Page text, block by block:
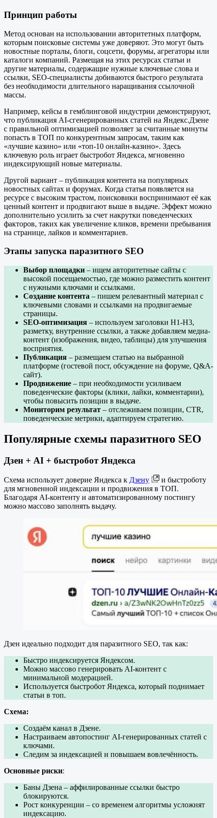
Принцип работы
Метод основан на использовании авторитетных платформ,
которым поисковые системы уже доверяют. Это могут быть
новостные порталы, блоги, соцсети, форумы, агрегаторы или
каталоги компаний. Размещая на этих ресурсах статьи и
другие материалы, содержащие нужные ключевые слова и
ссылки, SEO-специалисты добиваются быстрого результата
без необходимости длительного наращивания ссылочной
массы.
Например, кейсы в гемблинговой индустрии демонстрируют,
что публикация AI-сгенерированных статей на Яндекс.Дзене
с правильной оптимизацией позволяет за считанные минуты
попасть в ТОП по конкурентным запросам, таким как
«лучшие казино» или «топ-10 онлайн-казино». Здесь
ключевую роль играет быстробот Яндекса, мгновенно
индексирующий новые материалы.
Другой вариант – публикация контента на популярных
новостных сайтах и форумах. Когда статья появляется на
ресурсе с высоким трастом, поисковики воспринимают её как
ценный контент и продвигают выше в выдаче. Эффект можно
дополнительно усилить за счет накрутки поведенческих
факторов, таких как увеличение кликов, времени пребывания
на странице, лайков и комментариев.
Этапы запуска паразитного SEO
Выбор площадки – ищем авторитетные сайты с
высокой посещаемостью, где можно разместить контент
с нужными ключами и ссылками.
Создание контента – пишем релевантный материал с
ключевыми словами и ссылками на продвигаемые
страницы.
SEO-оптимизация – используем заголовки H1-H3,
разметку, внутренние ссылки, а также добавляем медиа-
контент (изображения, видео, таблицы) для улучшения
восприятия.
Публикация – размещаем статью на выбранной
платформе (гостевой пост, обсуждение на форуме, Q&A-
сайт).
Продвижение – при необходимости усиливаем
поведенческие факторы (клики, лайки, комментарии),
чтобы повысить позиции в выдаче.
Мониторим результат – отслеживаем позиции, CTR,
поведенческие метрики, адаптируем стратегию.
Популярные схемы паразитного SEO
Дзен + AI + быстробот Яндекса
Схема использует доверие Яндекса к Дзену
и быстроботу
для мгновенной индексации и продвижения в ТОП.
Благодаря AI-контенту и автоматизированному постингу
можно массово заполнять выдачу.
Дзен идеально подходит для паразитного SEO, так как:
Быстро индексируется Яндексом.
Можно массово генерировать AI-контент с
минимальной модерацией.
Используется быстробот Яндекса, который поднимает
статьи в топ.
Схема:
Создаём канал в Дзене.
Настраиваем автопостинг AI-генерированных статей с
ключами.
Следим за индексацией и повышаем вовлечённость.
Основные риски:
Баны Дзена – аффилированные ссылки быстро
блокируются.
Рост конкуренции – со временем алгоритмы усложнят
индексацию.